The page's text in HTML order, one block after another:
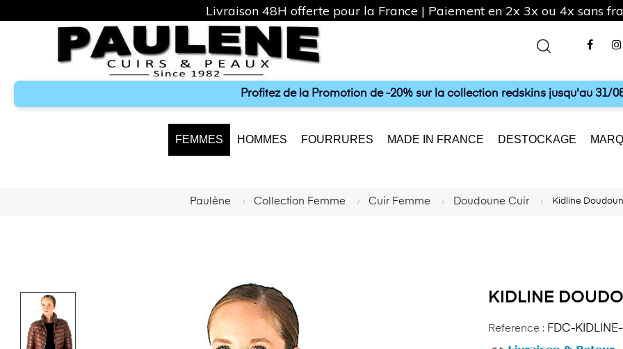
Profitez de la Promotion de -20% sur la collection redskins jusqu'au 31/
FEMMES HOMMES FOURRURES MADE IN FRANCE DESTOCKAGE
Paulène Collection Femme Cuir Femme Doudoune Cuir Kidline
KIDLINE
Reference : FDC-
Livraison 48H offerte pour la France | Paiement en 2x 3x ou 4x sans